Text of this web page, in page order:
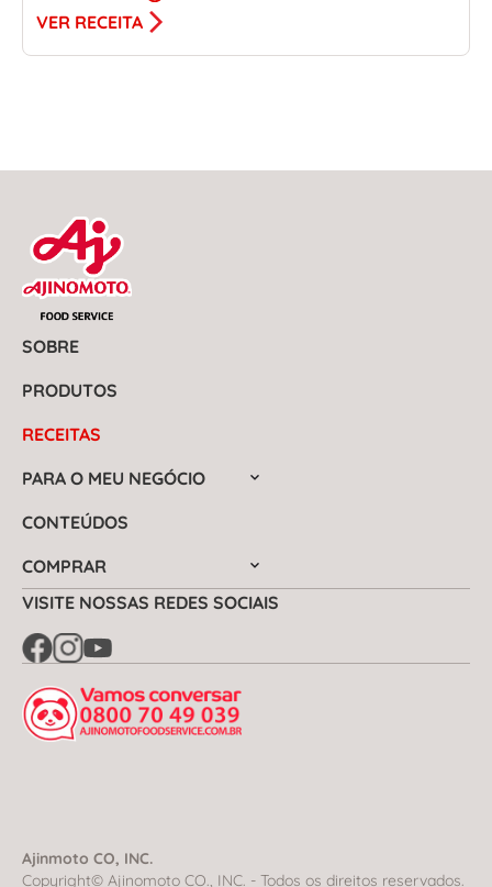
VER RECEITA
SOBRE
PRODUTOS
RECEITAS
PARA O MEU NEGÓCIO
CONTEÚDOS
COMPRAR
VISITE NOSSAS REDES SOCIAIS
Ajinmoto CO, INC.
Copyright© Ajinomoto CO., INC. - Todos os direitos reservados.